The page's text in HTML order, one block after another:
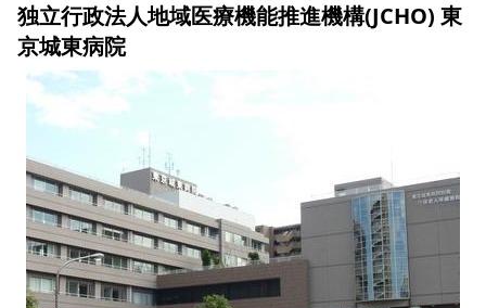
独立行政法人地域医療機能推進機構(JCHO) 東
京城東病院